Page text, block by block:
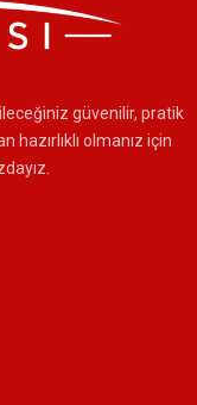
güvenilir, pratik
hazırlıklı olmanız için